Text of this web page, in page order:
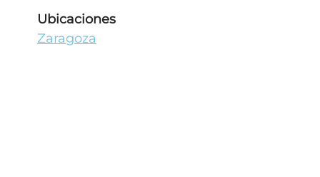
Ubicaciones
Zaragoza